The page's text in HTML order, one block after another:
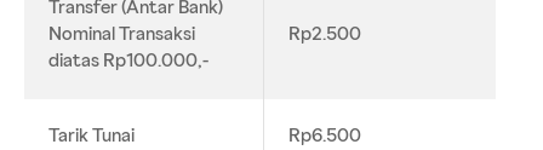
Transfer (Antar Bank)
Nominal Transaksi
diatas Rp100.000,-
Rp2.500
Tarik Tunai Rp6.500